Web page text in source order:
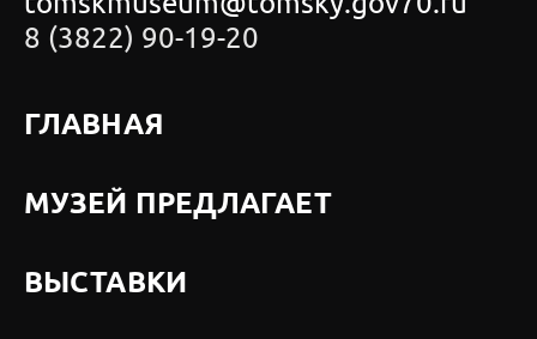
8 (3822) 90-19-20
ГЛАВНАЯ
МУЗЕЙ ПРЕДЛАГАЕТ
ВЫСТАВКИ